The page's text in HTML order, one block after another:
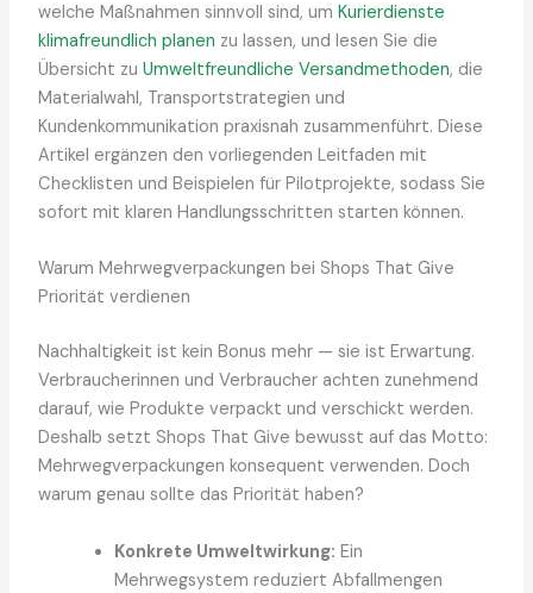
welche Maßnahmen sinnvoll sind, um Kurierdienste
klimafreundlich planen zu lassen, und lesen Sie die
Übersicht zu Umweltfreundliche Versandmethoden, die
Materialwahl, Transportstrategien und
Kundenkommunikation praxisnah zusammenführt. Diese
Artikel ergänzen den vorliegenden Leitfaden mit
Checklisten und Beispielen für Pilotprojekte, sodass Sie
sofort mit klaren Handlungsschritten starten können.
Warum Mehrwegverpackungen bei Shops That Give
Priorität verdienen
Nachhaltigkeit ist kein Bonus mehr — sie ist Erwartung.
Verbraucherinnen und Verbraucher achten zunehmend
darauf, wie Produkte verpackt und verschickt werden.
Deshalb setzt Shops That Give bewusst auf das Motto:
Mehrwegverpackungen konsequent verwenden. Doch
warum genau sollte das Priorität haben?
Konkrete Umweltwirkung: Ein
Mehrwegsystem reduziert Abfallmengen